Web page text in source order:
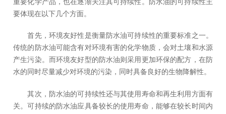
重要化学产品，也在逐渐关注其可持续性。防水油的可持续性主
要体现在以下几个方面。
首先，环境友好性是衡量防水油可持续性的重要标准之一。
传统的防水油可能含有对环境有害的化学物质，会对土壤和水源
产生污染。而环境友好型的防水油则采用更加环保的配方，在防
水的同时尽量减少对环境的污染，同时具备良好的生物降解性。
其次，防水油的可持续性还与其使用寿命和再生利用方面有
关。可持续的防水油应具备较长的使用寿命，能够在较长时间内